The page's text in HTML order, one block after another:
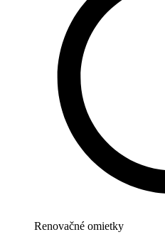
Renovačné omietky